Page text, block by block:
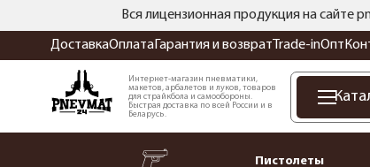
Вся лицензионная продукция на сайте
ДоставкаОплата Гарантия и возврат Trade-inОпт
Интернет-магазин пневматики,
макетов, арбалетов и луков, товаров
для страйкбола и самообороны.
Быстрая доставка по всей России и в
Беларусь.
Пистолеты